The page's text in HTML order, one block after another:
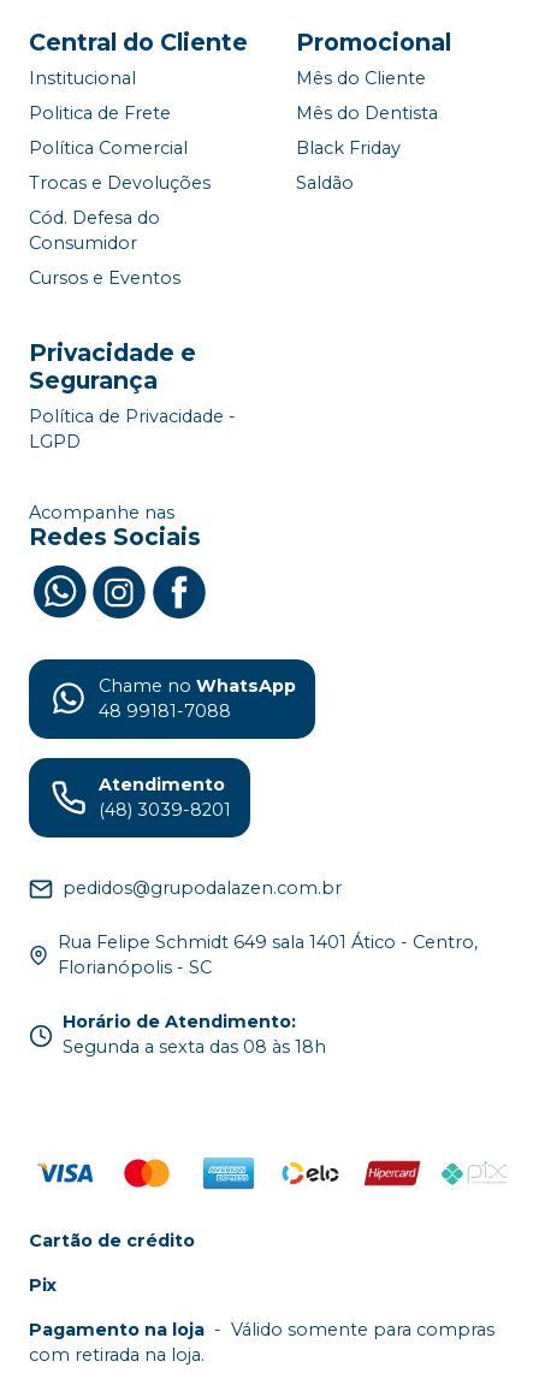
Central do Cliente
Institucional
Politica de Frete
Política Comercial
Trocas e Devoluções
Cód. Defesa do
Consumidor
Cursos e Eventos
Promocional
Mês do Cliente
Mês do Dentista
Black Friday
Saldão
Privacidade e
Segurança
Política de Privacidade -
LGPD
Acompanhe nas
Redes Sociais
Chame no WhatsApp
48 99181-7088
Atendimento
(48) 3039-8201
pedidos@grupodalazen.com.br
Rua Felipe Schmidt 649 sala 1401 Ático - Centro,
Florianópolis - SC
Horário de Atendimento:
Segunda a sexta das 08 às 18h
Cartão de crédito
Pix
Pagamento na loja - Válido somente para compras
com retirada na loja.